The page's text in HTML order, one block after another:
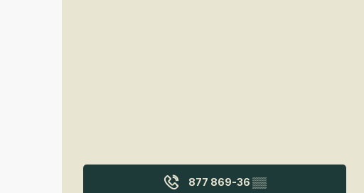
877 869-36 ▒▒